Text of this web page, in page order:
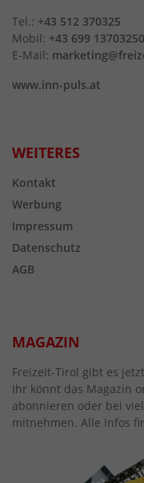
Tel.: +43 512 370325
Mobil: +43 699 13703250
E-Mail:
www.inn-puls.at
WEITERES
Kontakt
Werbung
Impressum
Datenschutz
AGB
MAGAZIN
Freizeit-Tirol gibt es
Ihr könnt das Magazin
abonnieren oder bei
mitnehmen. Alle Infos